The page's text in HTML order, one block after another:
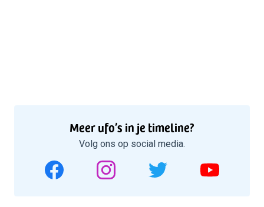
Meer ufo’s in je timeline?
Volg ons op social media.